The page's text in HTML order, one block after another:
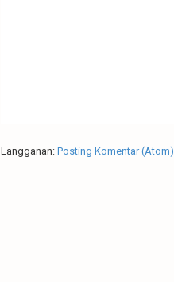
Langganan: Posting Komentar (Atom)